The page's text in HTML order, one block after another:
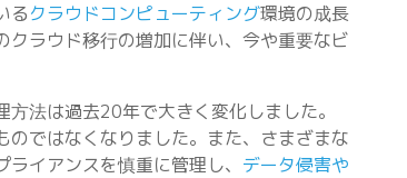
るクラウドコンピューティング環境の成長
ラウド移行の増加に伴い、今や重要なビ
法は過去20年で大きく変化しました。
ではなくなりました。また、さまざまな
イアンスを慎重に管理し、 データ侵害や